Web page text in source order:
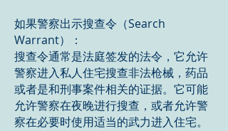
如果警察出示搜查令（Search
Warrant）：
搜查令通常是法庭签发的法令，它允许
警察进入私人住宅搜查非法枪械，药品
或者是和刑事案件相关的证据。它可能
允许警察在夜晚进行搜查，或者允许警
察在必要时使用适当的武力进入住宅。